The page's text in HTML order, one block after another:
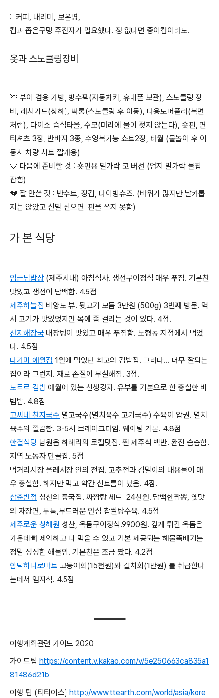
: 커피, 내리미, 보온병,
컵과 좁은구멍 주전자가 필요했다. 정 없다면 종이컵이라도.
옷과 스노클링장비
💘 부이 겸용 가방, 방수팩(자동차키, 휴대폰 보관), 스노클링 장
비, 래시가드(상하), 싸롱(스노클링 후 이동), 다용도머플러(복면
처럼), 다이소 습식타올, 수모(머리에 물이 젖지 않는다), 숏핀, 면
티셔츠 3장, 반바지 3종, 수영복가능 쇼트2장, 타월 (물놀이 후 이
동시 차량 시트 깔개용)
💙 다음에 준비할 것 : 숏핀용 발가락 코 버선 (엄지 발가락 물집
잡힘)
💔 잘 안쓴 것 : 반수트, 장갑, 다이빙슈즈. (바위가 많지만 날카롭
지는 않았고 신발 신으면 핀을 쓰지 못함)
가 본 식당
임금님밥상 (제주시내) 아침식사. 생선구이정식 매우 푸짐. 기본찬
맛있고 생선이 담백함. 4.5점
제주하늘집 비양도 뷰. 뒷고기 모듬 3만원 (500g) 3번째 방문. 역
시 고기가 맛있었지만 목에 좀 걸리는 것이 있다. 4점.
산지해장국 내장탕이 맛있고 매우 푸짐함. 노형동 지점에서 먹었
다. 4.5점
다가미 애월점 1월에 먹었던 최고의 김밥집. 그러나... 너무 잘되는
집이라 그런지. 재료 손질이 부실해짐. 3점.
도르르 김밥 애월에 있는 신생강자. 유부를 기본으로 한 충실한 비
빔밥. 4.8점
고씨네 천지국수 멸고국수(멸치육수 고기국수) 수육이 압권. 멸치
육수의 깔끔함. 3-5시 브레이크타임. 웨이팅 기본. 4.8점
한결식당 남원읍 하례리의 로컬맛집. 찐 제주식 백반. 완전 슴슴함.
지역 노동자 단골집. 5점
먹거리시장 올레시장 안의 전집. 고추전과 김말이의 내용물이 매
우 충실함. 하지만 먹고 약간 신트름이 났음. 4점.
삼춘반점 성산의 중국집. 짜짬탕 세트 24천원. 담백한짬뽕, 옛맛
의 자장면, 두툼,부드러운 안심 찹쌀탕수육. 4.5점
제주로운 청해원 성산, 옥돔구이정식.9900원. 깊게 튀긴 옥돔은
가운데뼈 제외하고 다 먹을 수 있고 기본 제공되는 해물뚝배기는
정말 싱싱한 해물임. 기본찬은 조금 짰다. 4.2점
함덕하나로마트 고등어회(15천원)와 갈치회(1만원) 를 취급한다
는데서 엄지척. 4.5점
여행계획관련 가이드 2020
가이드팁 https://content.v.kakao.com/v/5e250663ca835a1
81486d21b
여행 팁 (티티어스) http://www.ttearth.com/world/asia/kore